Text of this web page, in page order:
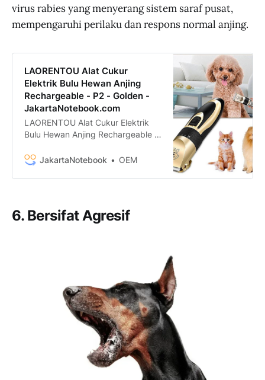
virus rabies yang menyerang sistem saraf pusat,
mempengaruhi perilaku dan respons normal anjing.
LAORENTOU Alat Cukur
Elektrik Bulu Hewan Anjing
Rechargeable - P2 - Golden -
JakartaNotebook.com
LAORENTOU Alat Cukur Elektrik
Bulu Hewan Anjing Rechargeable -
mudah LAORENTOU Alat Cukur
Rechargeable - P2 murah, garansi,
JakartaNotebook OEM
6. Bersifat Agresif